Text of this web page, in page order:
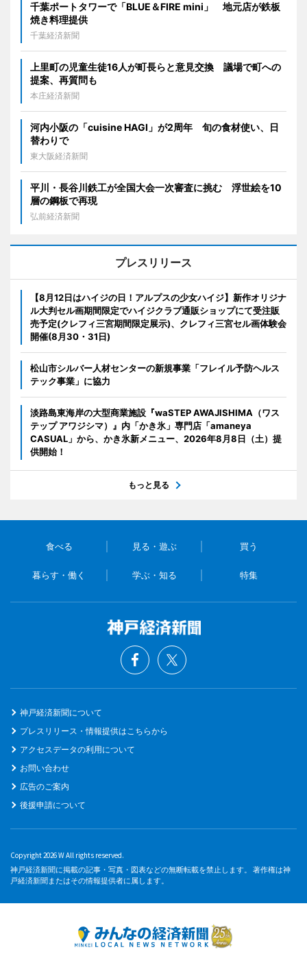
千葉ポートタワーで「BLUE＆FIRE mini」 地元店が鉄板
焼き料理提供
千葉経済新聞
上里町の児童生徒16人が町長らと意見交換 議場で町への
提案、再質問も
本庄経済新聞
河内小阪の「cuisine HAGI」が2周年 旬の食材使い、日
替わりで
東大阪経済新聞
平川・長谷川鉄工が全国大会一次審査に挑む 浮世絵を10
層の鋼板で再現
弘前経済新聞
プレスリリース
【8月12日はハイジの日！アルプスの少女ハイジ】新作オリジナ
ル大判セル画期間限定でハイジクラブ通販ショップにて受注販
売予定(クレフィ三宮期間限定展示)、クレフィ三宮セル画体験会
開催(8月30・31日)
松山市シルバー人材センターの新規事業「フレイル予防ヘルス
テック事業」に協力
淡路島東海岸の大型商業施設『waSTEP AWAJISHIMA（ワス
テップ アワジシマ）』内「かき氷」専門店「amaneya
CASUAL」から、かき氷新メニュー、2026年8月8日（土）提
供開始！
もっと見る
食べる 見る・遊ぶ 買う
暮らす・働く 学ぶ・知る 特集
神戸経済新聞について
プレスリリース・情報提供はこちらから
アクセスデータの利用について
お問い合わせ
広告のご案内
後援申請について
Copyright 2026 W All rights reserved.
神戸経済新聞に掲載の記事・写真・図表などの無断転載を禁止します。 著作権は神
戸経済新聞またはその情報提供者に属します。